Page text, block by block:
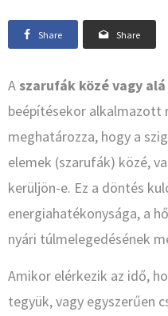
Share Share
Aszarufák közé vagy
beépítésekor alkalmazott
meghatározza, hogy a
elemek (szarufák) közé,
kerüljön-e. Ez a döntés
energiahatékonysága, a
nyári túlmelegedésének
Amikor elérkezik az idő,
tegyük, vagy egyszerűen